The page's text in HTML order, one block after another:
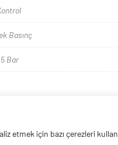
etmek için bazı çerezleri
Basınç
Bar
Copyright ©